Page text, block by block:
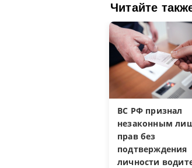
Читайте
ВС РФ признал
незаконным
прав без
подтверждения
личности